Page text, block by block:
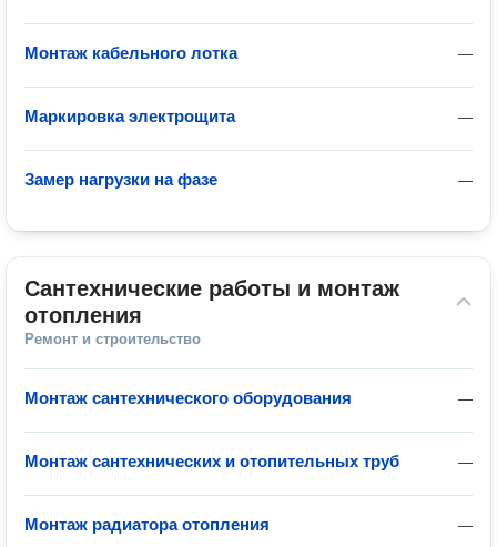
—
Монтаж кабельного лотка
—
Маркировка электрощита
—
Замер нагрузки на фазе
Сантехнические работы и монтаж
отопления
Ремонт и строительство
—
Монтаж сантехнического оборудования
—
Монтаж сантехнических и отопительных труб
—
Монтаж радиатора отопления